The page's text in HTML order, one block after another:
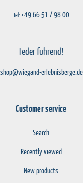
Tel:+49 66 51 / 98 00
Feder führend!
shop@wiegand-erlebnisberge.de
Customer service
Search
Recently viewed
New products